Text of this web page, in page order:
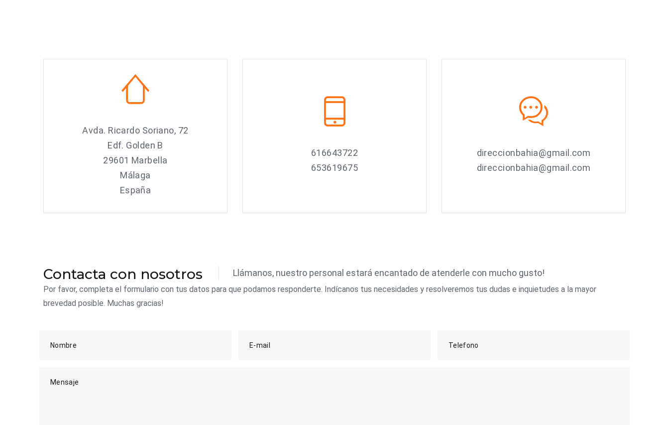
Avda. Ricardo Soriano, 72
Edf. Golden B
29601 Marbella
Málaga
España
616643722
653619675
direccionbahia@gmail.com
direccionbahia@gmail.com
Contacta con nosotros Llámanos, nuestro personal estará encantado de atenderle con mucho gusto!
Por favor, completa el formulario con tus datos para que podamos responderte. Indícanos tus necesidades y resolveremos tus dudas e inquietudes a la mayor
brevedad posible. Muchas gracias!
Nombre E-mail Telefono
Mensaje